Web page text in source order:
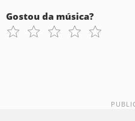
Gostou da música?